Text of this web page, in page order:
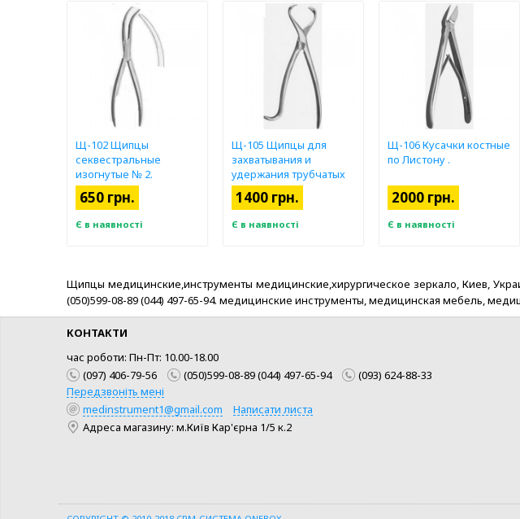
Щ-102 Щипцы
секвестральные
изогнутые № 2.
650 грн.
Є в наявності
Щ-105 Щипцы для
захватывания и
удержания трубчатых
костей .
1400 грн.
Є в наявності
Щ-106 Кусачки костные
по Листону .
2000 грн.
Є в наявності
Щипцы медицинские,инструменты медицинские,хирургическое зеркало, Киев,
(050)599-08-89 (044) 497-65-94. медицинские инструменты, медицинская мебель,
КОНТАКТИ
час роботи: Пн-Пт: 10.00-18.00
(097) 406-79-56
(050)599-08-89 (044) 497-65-94
(093) 624-88-33
Передзвоніть мені
medinstrument1@gmail.com
Написати листа
Адреса магазину: м.Київ Кар'єрна 1/5 к.2